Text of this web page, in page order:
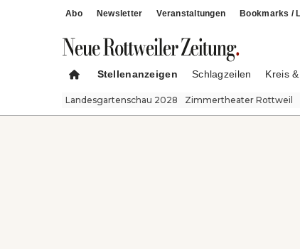
Abo Newsletter Veranstaltungen Bookmarks /
Stellenanzeigen Schlagzeilen Kreis
Landesgartenschau 2028 Zimmertheater Rottweil